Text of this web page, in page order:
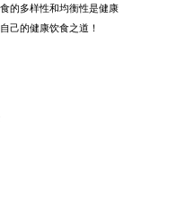
的多样性和均衡性是健康
己的健康饮食之道！